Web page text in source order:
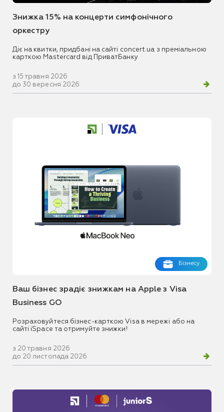
Знижка 15% на концерти симфонічного
оркестру
Діє на квитки, придбані на сайті concert.ua з преміальною
карткою Mastercard від ПриватБанку
з 15 травня 2026
до 30 вересня 2026
Бізнесу
Ваш бізнес зрадіє знижкам на Apple з Visa
Business GO
Розраховуйтеся бізнес-карткою Visa в мережі або на
сайті iSpace та отримуйте знижки!
з 20 травня 2026
до 20 листопада 2026